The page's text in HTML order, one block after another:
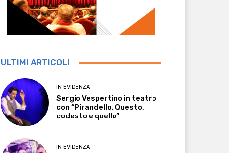
ULTIMI ARTICOLI
IN EVIDENZA
Sergio Vespertino in teatro
con “Pirandello. Questo,
codesto e quello”
IN EVIDENZA